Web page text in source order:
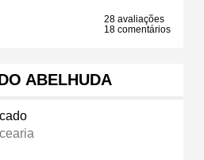
28 avaliações
18 comentários
ABELHUDA